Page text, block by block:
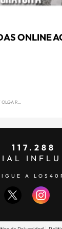
ONLINE
OLGA REYNA
117.288
A